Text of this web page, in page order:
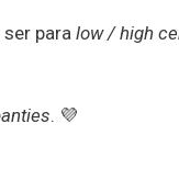
ser para low / high
. 💜